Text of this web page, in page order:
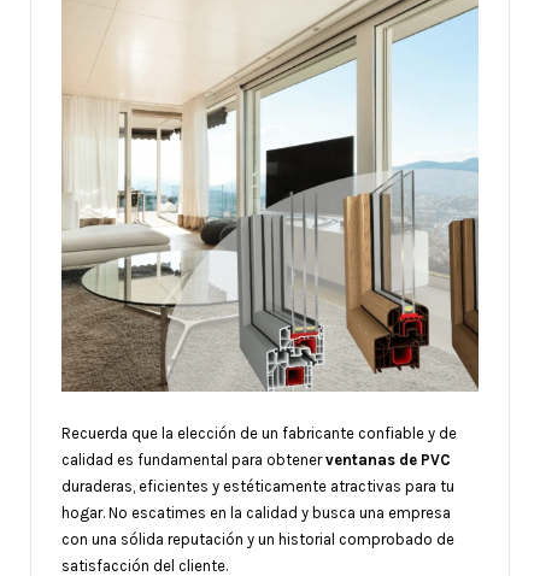
Recuerda que la elección de un fabricante confiable y de
calidad es fundamental para obtenerventanas de PVC
duraderas, eficientes y estéticamente atractivas para tu
hogar. No escatimes en la calidad y busca una empresa
con una sólida reputación y un historial comprobado de
satisfacción del cliente.